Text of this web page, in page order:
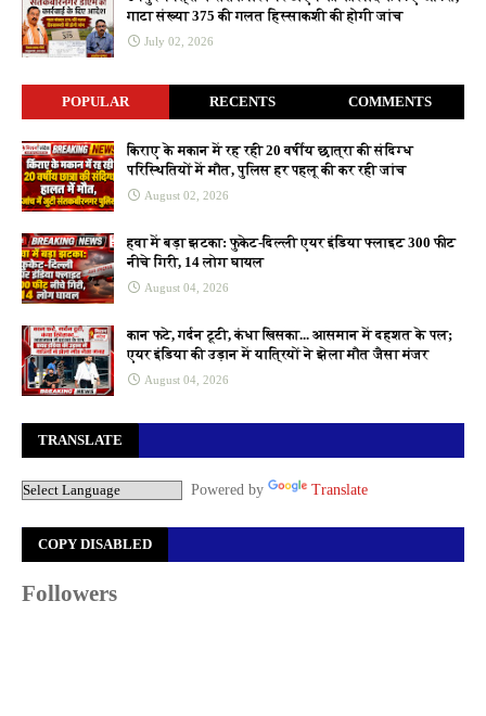
गाटा संख्या 375 की गलत हिस्साकशी की होगी जांच
July 02, 2026
POPULAR RECENTS COMMENTS
किराए के मकान में रह रही 20 वर्षीय छात्रा की संदिग्ध
परिस्थितियों में मौत, पुलिस हर पहलू की कर रही जांच
August 02, 2026
हवा में बड़ा झटका: फुकेट-दिल्ली एयर इंडिया फ्लाइट 300 फीट
नीचे गिरी, 14 लोग घायल
August 04, 2026
कान फटे, गर्दन टूटी, कंधा खिसका... आसमान में दहशत के पल;
एयर इंडिया की उड़ान में यात्रियों ने झेला मौत जैसा मंजर
August 04, 2026
TRANSLATE
Powered by Translate
COPY DISABLED
Followers